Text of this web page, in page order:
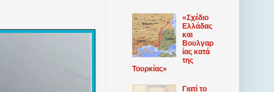
«Σχέδιο
Ελλάδας
και
Βουλγαρ
ίας κατά
της
Τουρκίας»
Γιατί το